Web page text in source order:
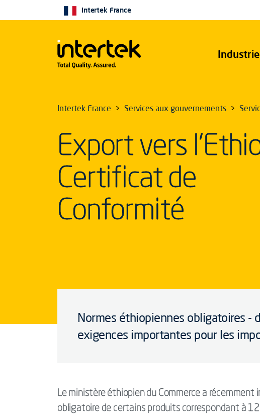
Intertek France
Intertek France Services aux gouvernements
Export vers
Certificat de
Conformité
Normes éthiopiennes obligatoires -
exigences importantes pour les
Le ministère éthiopien du Commerce a
obligatoire de certains produits correspondant à